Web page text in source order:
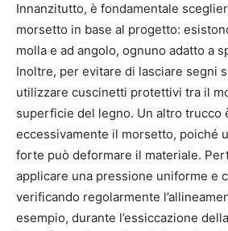
Innanzitutto, è fondamentale
morsetto in base al progetto:
molla e ad angolo, ognuno adatto a
Inoltre, per evitare di lasciare segni
utilizzare cuscinetti protettivi tra il
superficie del legno. Un altro trucco
eccessivamente il morsetto, poiché
forte può deformare il materiale.
applicare una pressione uniforme e
verificando regolarmente
esempio, durante l’essiccazione